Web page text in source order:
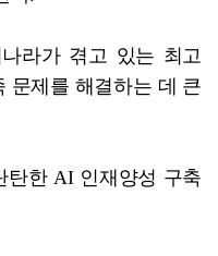
나라가 겪고 있는 최고
문제를 해결하는 데 큰
탄한 AI 인재양성 구축